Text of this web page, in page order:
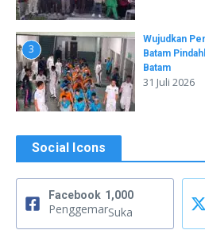
3
Wujudkan
Batam
Batam
31 Juli 2026
Social Icons
Facebook 1,000
PenggemarSuka